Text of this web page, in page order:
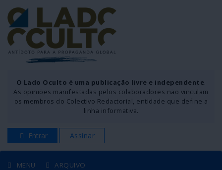
O Lado Oculto é uma publicação livre e independente.
As opiniões manifestadas pelos colaboradores não vinculam
os membros do Colectivo Redactorial, entidade que define a
linha informativa.
Entrar Assinar
MENU ARQUIVO